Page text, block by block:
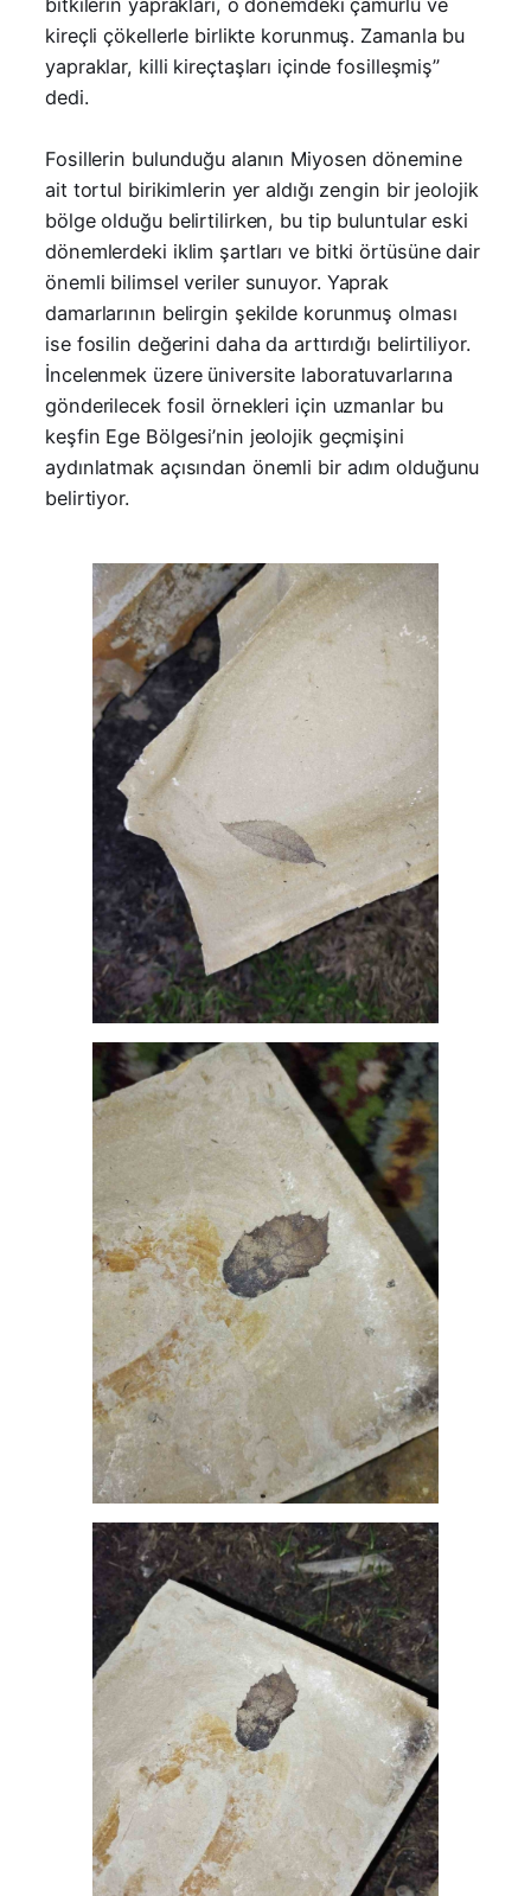
kireçli çökellerle birlikte korunmuş. Zamanla bu
yapraklar, killi kireçtaşları içinde fosilleşmiş”
dedi.
Fosillerin bulunduğu alanın Miyosen dönemine
ait tortul birikimlerin yer aldığı zengin bir jeolojik
bölge olduğu belirtilirken, bu tip buluntular eski
dönemlerdeki iklim şartları ve bitki örtüsüne dair
önemli bilimsel veriler sunuyor. Yaprak
damarlarının belirgin şekilde korunmuş olması
ise fosilin değerini daha da arttırdığı belirtiliyor.
İncelenmek üzere üniversite laboratuvarlarına
gönderilecek fosil örnekleri için uzmanlar bu
keşfin Ege Bölgesi’nin jeolojik geçmişini
aydınlatmak açısından önemli bir adım olduğunu
belirtiyor.